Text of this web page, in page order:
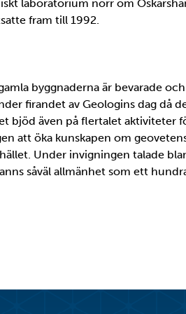
laboratorium norr om
fram till 1992.
byggnaderna är bevarade
firandet av Geologins dag då
bjöd även på flertalet aktiviteter
att öka kunskapen om
Under invigningen talade
såväl allmänhet som ett